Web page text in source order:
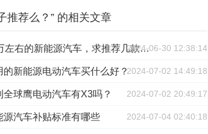
推荐么？” 的相关文章
15万左右的新能源汽车，求推荐几款，上海地区
2024-06-30 12:38:14
的新能源电动汽车买什么好？2024-07-02 14:49:18
全球鹰电动汽车有X3吗？ 2024-07-02 20:49:17
源汽车补贴标准有哪些 2024-07-04 02:40:18